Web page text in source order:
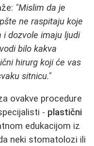
"Mislim da je
ne raspitaju koje
i dozvole imaju ljudi
bilo kakva
hirurg koji će vas
sitnicu."
ovakve procedure
- plastični
edukacijom iz
neki stomatolozi ili